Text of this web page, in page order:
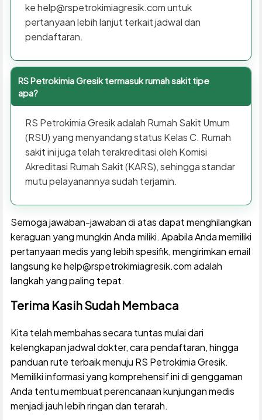
ke help@rspetrokimiagresik.com untuk
pertanyaan lebih lanjut terkait jadwal dan
pendaftaran.
RS Petrokimia Gresik termasuk rumah sakit tipe
apa?
RS Petrokimia Gresik adalah Rumah Sakit Umum
(RSU) yang menyandang status Kelas C. Rumah
sakit ini juga telah terakreditasi oleh Komisi
Akreditasi Rumah Sakit (KARS), sehingga standar
mutu pelayanannya sudah terjamin.
Semoga jawaban-jawaban di atas dapat menghilangkan
keraguan yang mungkin Anda miliki. Apabila Anda memiliki
pertanyaan medis yang lebih spesifik, mengirimkan email
langsung ke help@rspetrokimiagresik.com adalah
langkah yang paling tepat.
Terima Kasih Sudah Membaca
Kita telah membahas secara tuntas mulai dari
kelengkapan jadwal dokter, cara pendaftaran, hingga
panduan rute terbaik menuju RS Petrokimia Gresik.
Memiliki informasi yang komprehensif ini di genggaman
Anda tentu membuat perencanaan kunjungan medis
menjadi jauh lebih ringan dan terarah.